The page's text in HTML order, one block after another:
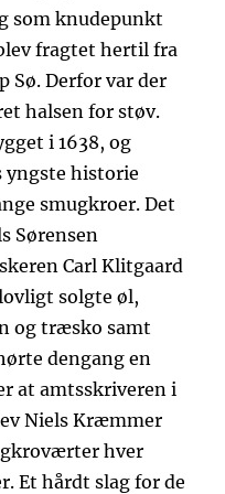
som knudepunkt
fragtet hertil fra
Sø. Derfor var der
halsen for støv.
i 1638, og
yngste historie
smugkroer. Det
Sørensen
Carl Klitgaard
solgte øl,
og træsko samt
dengang en
at amtsskriveren i
Niels Kræmmer
hver
Et hårdt slag for de